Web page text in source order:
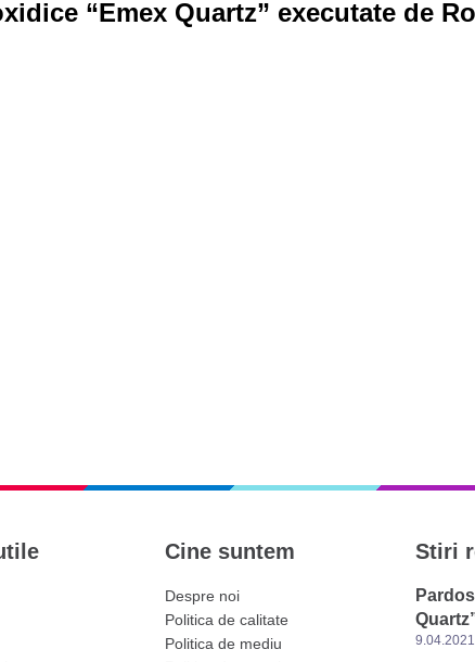
“Emex Quartz” executate de
Cine suntem
Despre noi
Politica de calitate
Politica de mediu
Stiri
9.04.2021